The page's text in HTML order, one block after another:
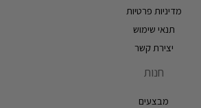
מדיניות פרטיות
תנאי שימוש
יצירת קשר
חנות
מבצעים